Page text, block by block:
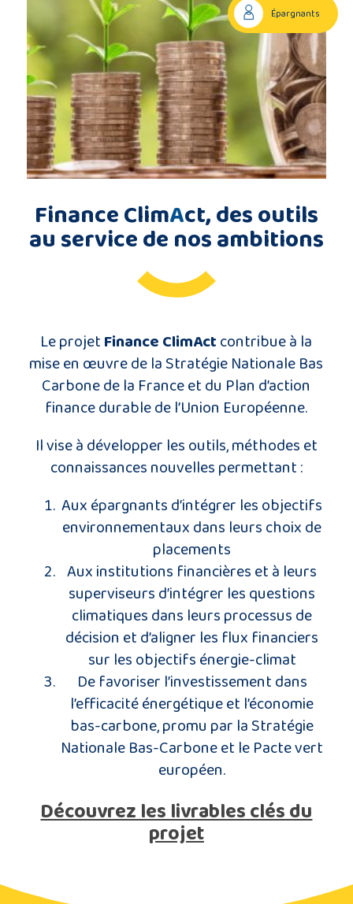
Description
projet
Membres
consortium
Épargnants
Finance ClimAct, des outils
au service de nos ambitions
Le projet Finance ClimAct contribue à la
mise en œuvre de la Stratégie Nationale Bas
Carbone de la France et du Plan d’action
finance durable de l’Union Européenne.
Il vise à développer les outils, méthodes et
connaissances nouvelles permettant :
Aux épargnants d’intégrer les objectifs
environnementaux dans leurs choix de
placements
Aux institutions financières et à leurs
superviseurs d’intégrer les questions
climatiques dans leurs processus de
décision et d’aligner les flux financiers
sur les objectifs énergie-climat
De favoriser l’investissement dans
l’efficacité énergétique et l’économie
bas-carbone, promu par la Stratégie
Nationale Bas-Carbone et le Pacte vert
européen.
Découvrez les livrables clés du
projet